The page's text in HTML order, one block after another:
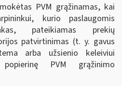
PVM grąžinamas, kai
kurio paslaugomis
pateikiamas prekių
patvirtinimas (t. y. gavus
arba užsienio keleiviui
PVM grąžinimo